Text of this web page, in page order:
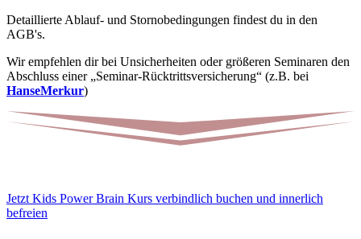
Detaillierte Ablauf- und Stornobedingungen findest du in den
AGB's.
Wir empfehlen dir bei Unsicherheiten oder größeren Seminaren den
Abschluss einer „Seminar-Rücktrittsversicherung“ (z.B. bei
HanseMerkur)
Jetzt Kids Power Brain Kurs verbindlich buchen und innerlich
befreien